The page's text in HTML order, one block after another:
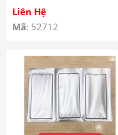
OCA – Kính Ép Màn Hình
Google Pixel 3 có keo OCA
Glass With OCA
Liên Hệ
Mã: 52712